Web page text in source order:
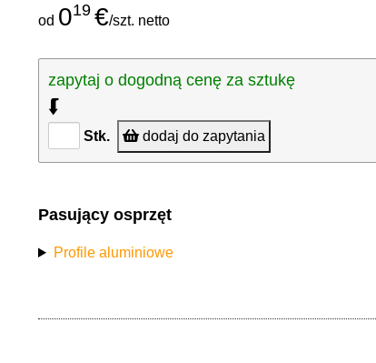
od 019 €/szt. netto
zapytaj o dogodną cenę za sztukę
⮮
Stk. dodaj do zapytania
Pasujący osprzęt
Profile aluminiowe